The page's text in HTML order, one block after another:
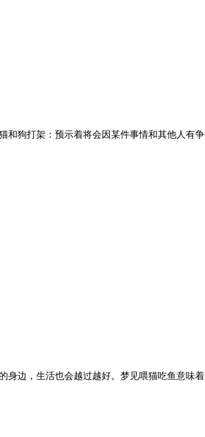
狗打架：预示着将会因某件事情和其他人有
边，生活也会越过越好。梦见喂猫吃鱼意味